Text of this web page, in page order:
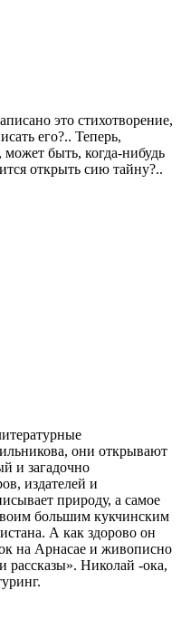
это стихотворение,
его?.. Теперь,
быть, когда-нибудь
открыть сию тайну?..
они открывают
и загадочно
издателей и
природу, а самое
большим кукчинским
А как здорово он
на Арнасае и живописно
рассказы». Николай -ока,